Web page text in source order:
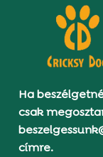
Ha
csak
címre.